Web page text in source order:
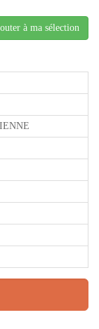
à ma sélection